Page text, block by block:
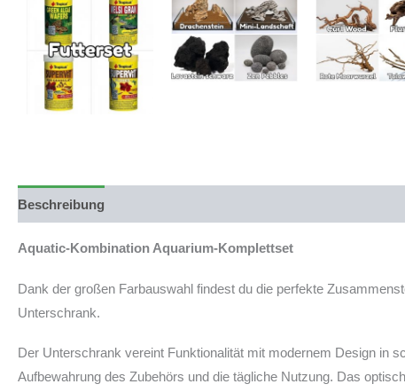
Beschreibung
Aquatic-Kombination Aquarium-Komplettset
Dank der großen Farbauswahl findest du die perfekte
Unterschrank.
Der Unterschrank vereint Funktionalität mit modernem Design in
Aufbewahrung des Zubehörs und die tägliche Nutzung. Das